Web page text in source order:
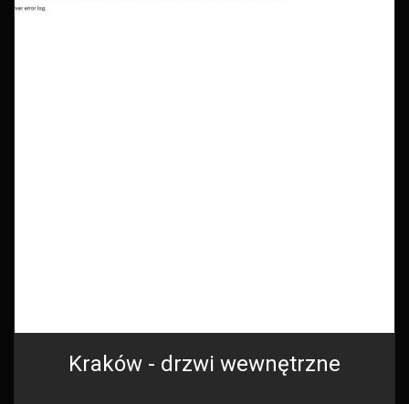
Kraków - drzwi wewnętrzne